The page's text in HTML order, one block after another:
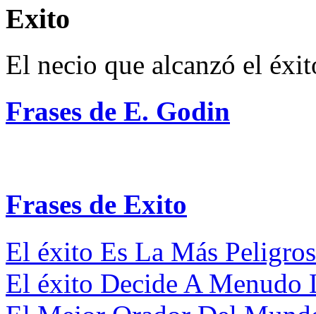
Exito
El necio que alcanzó el
Frases de E. Godin
Frases de Exito
El éxito Es La Más
El éxito Decide A Menudo